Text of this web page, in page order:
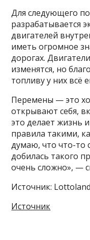
Для следующего
разрабатывается
двигателей
иметь огромное
дорогах.
изменятся, но
топливу у них всё
Перемены — это
открывают себя,
это делает жизнь
правила такими,
думаю, что что-то
добилась такого
очень сложно», —
Источник: Lottoland
Источник